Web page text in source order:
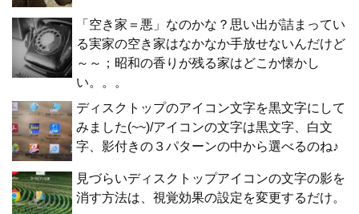
「空き家＝悪」なのかな？思い出が詰まってい
る実家の空き家はなかなか手放せないんだけど
～～；昭和の香りが残る家はどこか懐かし
い。。。
ディスクトップのアイコン文字を黒文字にして
みました(~~)/アイコンの文字は黒文字、白文
字、影付きの３パターンの中から選べるのね♪
見づらいディスクトップアイコンの文字の影を
消す方法は、視覚効果の設定を変更するだけ。